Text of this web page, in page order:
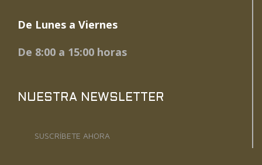
De Lunes a Viernes
De 8:00 a 15:00 horas
NUESTRA NEWSLETTER
SUSCRÍBETE AHORA